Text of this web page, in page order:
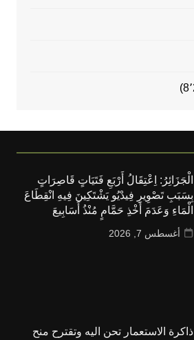
الْجَزَائِرُ: اِعْتِقَالُ أَرْبَعِ فَتَيَاتٍ قَاصِرَاتٍ
بِسَبَبِ تَصْوِيرِ فِيدْيُو يَشْتَكِينَ فِيهِ انْقِطَاعَ
الْمَاءِ وَعَدَمَ أَخْذِ حَمَّامٍ مُنْذُ أَسَابِيعَ
أغسطس 7, 2026
ذاكرة الاستعمار تحن اليه وتقترح منح